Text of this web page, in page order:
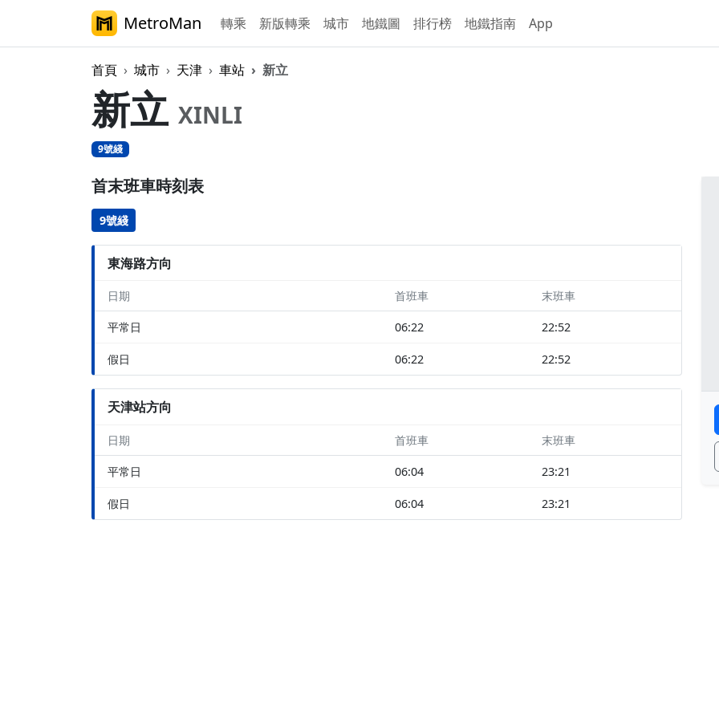
MetroMan 轉乘 新版轉乘 城市 地鐵圖 排行榜 地鐵指南 App
首頁 城市 天津 車站 新立
新立 XINLI
9號綫
首末班車時刻表
9號綫
東海路方向
日期 首班車 末班車
平常日 06:22 22:52
假日 06:22 22:52
天津站方向
日期 首班車 末班車
平常日 06:04 23:21
假日 06:04 23:21